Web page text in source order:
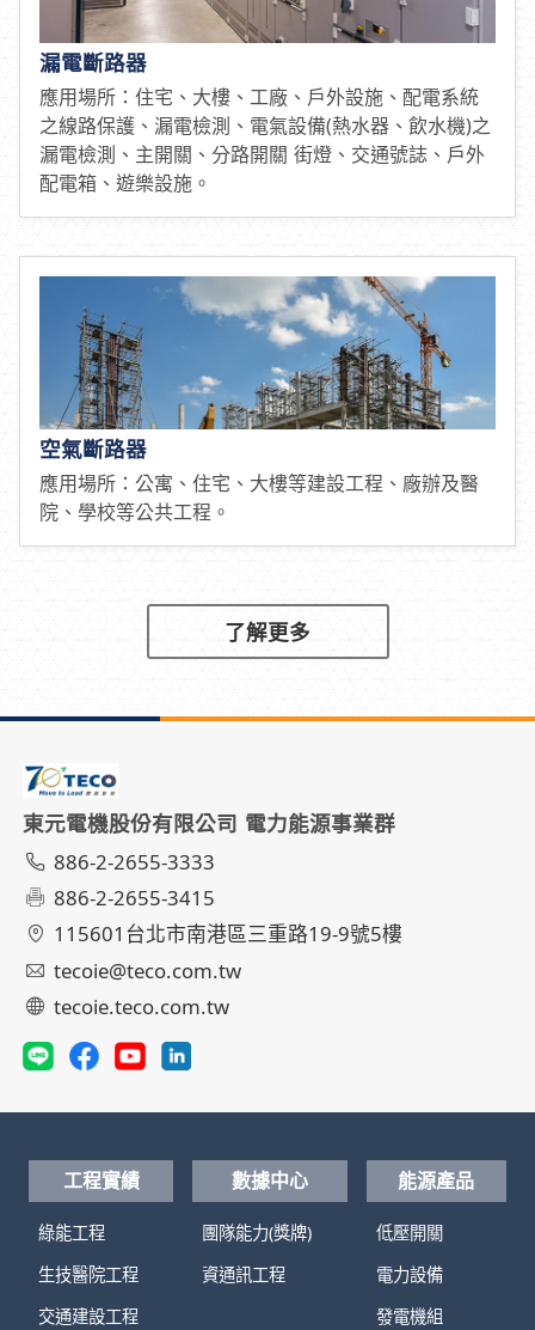
漏電斷路器
應用場所：住宅、大樓、工廠、戶外設施、配電系統
之線路保護、漏電檢測、電氣設備(熱水器、飲水機)之
漏電檢測、主開關、分路開關 街燈、交通號誌、戶外
配電箱、遊樂設施。
空氣斷路器
應用場所：公寓、住宅、大樓等建設工程、廠辦及醫
院、學校等公共工程。
了解更多
東元電機股份有限公司 電力能源事業群
886-2-2655-3333
886-2-2655-3415
115601台北市南港區三重路19-9號5樓
tecoie@teco.com.tw
tecoie.teco.com.tw
工程實績
綠能工程
生技醫院工程
交通建設工程
數據中心
團隊能力(獎牌)
資通訊工程
能源產品
低壓開關
電力設備
發電機組